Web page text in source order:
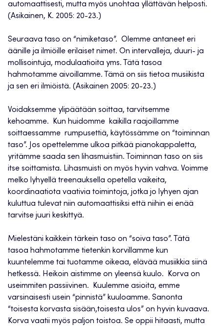
automaattisesti, mutta myös unohtaa yllättävän helposti.
(Asikainen, K. 2005: 20-23.)
Seuraava taso on “nimiketaso”. Olemme antaneet eri
äänille ja ilmiöille erilaiset nimet. On intervalleja, duuri- ja
mollisointuja, modulaatioita yms. Tätä tasoa
hahmotamme aivoillamme. Tämä on siis tietoa musiikista
ja sen eri ilmiöistä. (Asikainen 2005: 20-23.)
Voidaksemme ylipäätään soittaa, tarvitsemme
kehoamme. Kun huidomme kaikilla raajoillamme
soittaessamme rumpusettiä, käytössämme on “toiminnan
taso”. Jos opettelemme ulkoa pitkää pianokappaletta,
yritämme saada sen lihasmuistiin. Toiminnan taso on siis
itse soittamista. Lihasmuisti on myös hyvin vahva. Voimme
melko lyhyellä treenauksella opetella vaikeita,
koordinaatiota vaativia toimintoja, jotka jo lyhyen ajan
kuluttua tulevat niin automaattisiksi että niihin ei enää
tarvitse juuri keskittyä.
Mielestäni kaikkein tärkein taso on “soiva taso”. Tätä
tasoa hahmotamme tietenkin korvillamme kun
kuuntelemme tai tuotamme oikeaa, elävää musiikkia siinä
hetkessä. Heikoin aistimme on yleensä kuulo. Korva on
useimmiten passiivinen. Kuulemme asioita, emme
varsinaisesti usein “pinnistä” kuuloamme. Sanonta
“toisesta korvasta sisään,toisesta ulos” on hyvin kuvaava.
Korva vaatii myös paljon toistoa. Se oppii hitaasti, mutta